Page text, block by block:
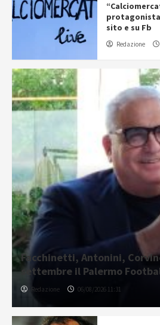
sito e su Fb
Redazione
Facchinetti, Antonini,
settembre il Palermo
Redazione 06/08/2026 11:31